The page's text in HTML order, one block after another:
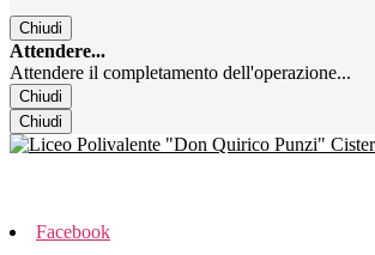
Chiudi
Attendere...
Attendere il completamento dell'operazione...
Chiudi
Chiudi
Facebook